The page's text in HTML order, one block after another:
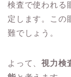
検査で使われる
定します。この
難でしょう。
よって、視力検